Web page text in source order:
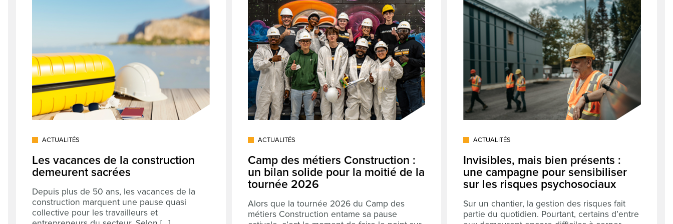
ACTUALITÉS
Les vacances de la construction
demeurent sacrées
Depuis plus de 50 ans, les vacances de la
construction marquent une pause quasi
collective pour les travailleurs et
ACTUALITÉS
Camp des métiers Construction :
un bilan solide pour la moitié de la
tournée 2026
Alors que la tournée 2026 du Camp des
métiers Construction entame sa pause
ACTUALITÉS
Invisibles, mais bien présents :
une campagne pour sensibiliser
sur les risques psychosociaux
Sur un chantier, la gestion des risques fait
partie du quotidien. Pourtant, certains d’entre